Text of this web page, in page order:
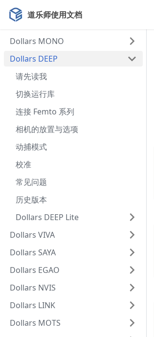
道乐师使用文档
Dollars MONO
Dollars DEEP
请先读我
切换运行库
连接 Femto 系列
相机的放置与选项
动捕模式
校准
常见问题
历史版本
Dollars DEEP Lite
Dollars VIVA
Dollars SAYA
Dollars EGAO
Dollars NVIS
Dollars LINK
Dollars MOTS